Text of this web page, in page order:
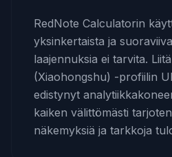
RedNote Calculatorin
yksinkertaista ja
laajennuksia ei tarvita.
(Xiaohongshu) -profiilin
edistynyt
kaiken välittömästi
näkemyksiä ja tarkkoja